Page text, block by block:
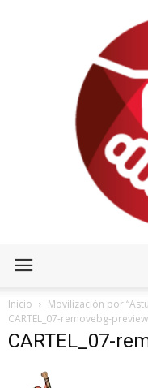
Inicio
Movilización por
CARTEL_07-removebg-
CARTEL_07-